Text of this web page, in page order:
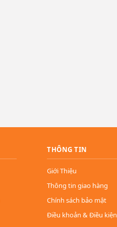
THÔNG TIN
Giới Thiệu
Thông tin giao hàng
Chính sách bảo mật
Điều khoản & Điều kiện